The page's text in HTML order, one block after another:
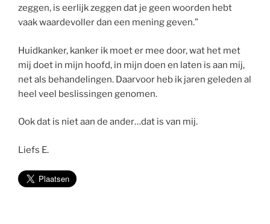
zeggen, is eerlijk zeggen dat je geen woorden hebt
vaak waardevoller dan een mening geven.”
Huidkanker, kanker ik moet er mee door, wat het met
mij doet in mijn hoofd, in mijn doen en laten is aan mij,
net als behandelingen. Daarvoor heb ik jaren geleden al
heel veel beslissingen genomen.
Ook dat is niet aan de ander…dat is van mij.
Liefs E.